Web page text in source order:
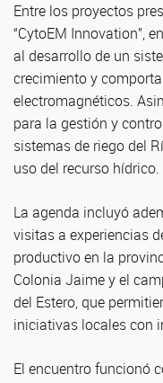
Entre los proyectos
“CytoEM Innovation”,
al desarrollo de un
crecimiento y
electromagnéticos.
para la gestión y
sistemas de riego del
uso del recurso hídrico.
La agenda incluyó
visitas a experiencias
productivo en la
Colonia Jaime y el
del Estero, que
iniciativas locales con
El encuentro funcionó